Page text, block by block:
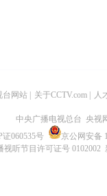
台网站 关于CCTV.com 人
中央广播电视总台 央视
证060535号
京公网安备
视听节目许可证号 0102002